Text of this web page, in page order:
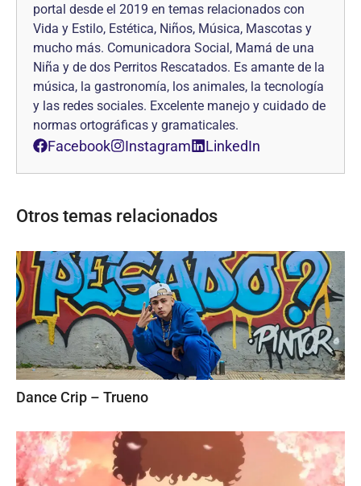
portal desde el 2019 en temas relacionados con
Vida y Estilo, Estética, Niños, Música, Mascotas y
mucho más. Comunicadora Social, Mamá de una
Niña y de dos Perritos Rescatados. Es amante de la
música, la gastronomía, los animales, la tecnología
y las redes sociales. Excelente manejo y cuidado de
normas ortográficas y gramaticales.
Facebook Instagram LinkedIn
Otros temas relacionados
Dance Crip – Trueno